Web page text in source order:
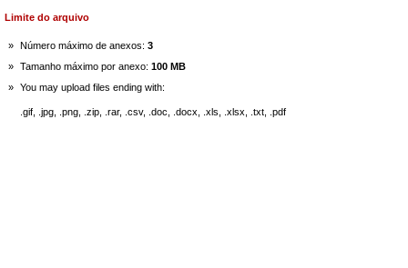
Limite do arquivo
» Número máximo de anexos: 3
» Tamanho máximo por anexo: 100 MB
» You may upload files ending with:
.gif, .jpg, .png, .zip, .rar, .csv, .doc, .docx, .xls, .xlsx, .txt, .pdf